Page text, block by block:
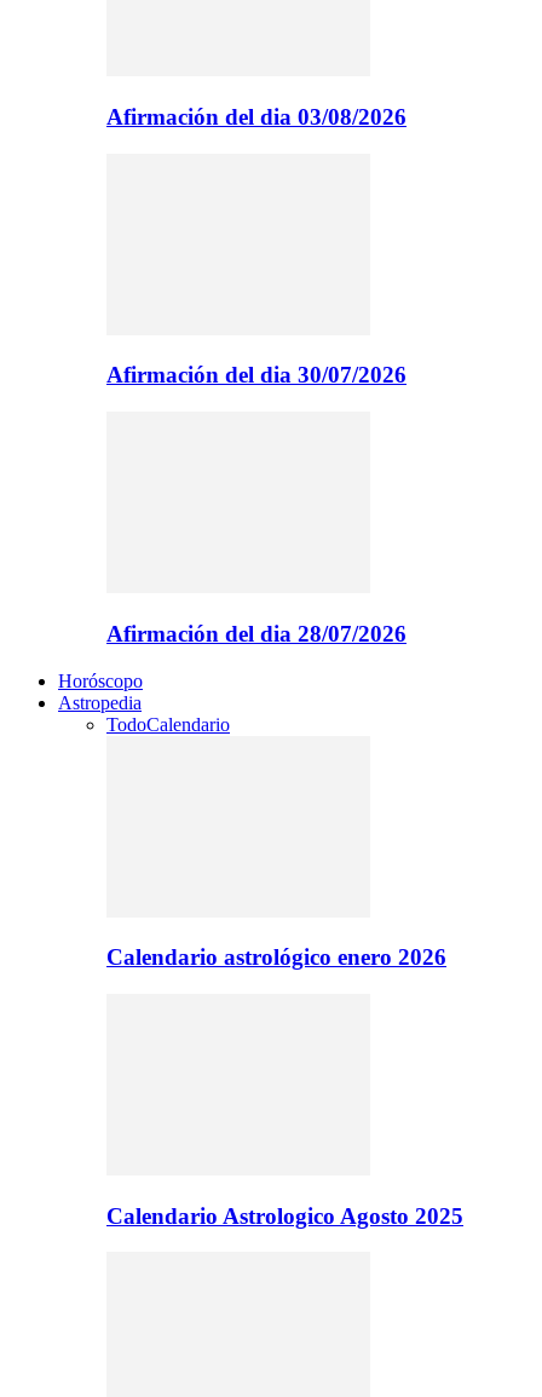
Afirmación del dia 03/08/2026
Afirmación del dia 30/07/2026
Afirmación del dia 28/07/2026
Horóscopo
Astropedia
TodoCalendario
Calendario astrológico enero 2026
Calendario Astrologico Agosto 2025